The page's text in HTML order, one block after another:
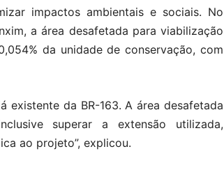
impactos ambientais e sociais. No
a área desafetada para viabilização
da unidade de conservação, com
existente da BR-163. A área desafetada
superar a extensão utilizada,
ao projeto”, explicou.